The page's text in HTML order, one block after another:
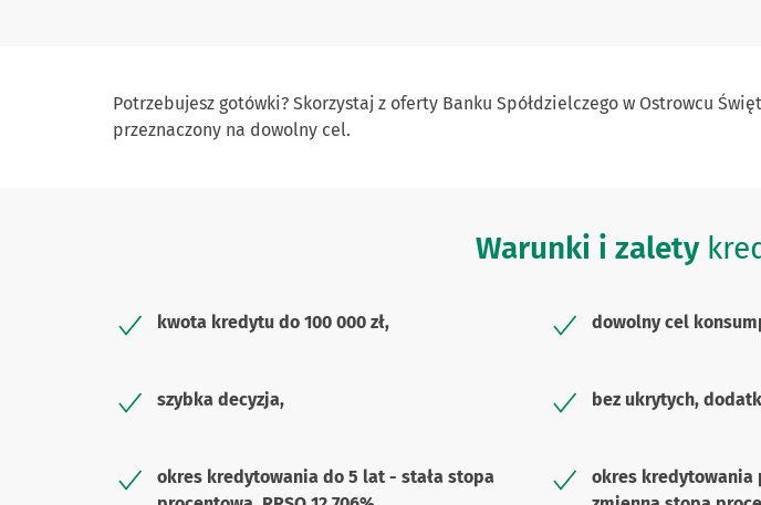
Potrzebujesz gotówki? Skorzystaj z oferty Banku Spółdzielczego w Ostrowcu
przeznaczony na dowolny cel.
Warunki i zalety
kwota kredytu do 100 000 zł, dowolny cel
szybka decyzja, bez ukrytych,
okres kredytowania do 5 lat - stała stopa
okres kredytowania